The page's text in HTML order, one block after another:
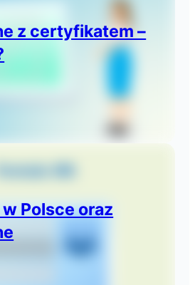
z certyfikatem –
Polsce oraz